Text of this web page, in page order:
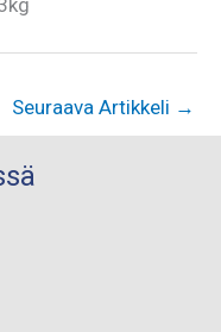
Seuraava Artikkeli →